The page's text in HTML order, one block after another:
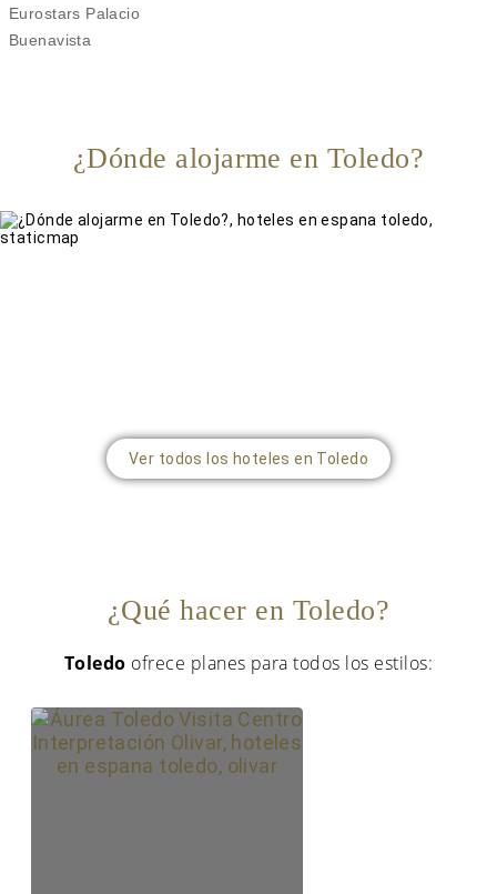
Eurostars Palacio
Buenavista
¿Dónde alojarme en Toledo?
Ver todos los hoteles en Toledo
¿Qué hacer en Toledo?
Toledo ofrece planes para todos los estilos: